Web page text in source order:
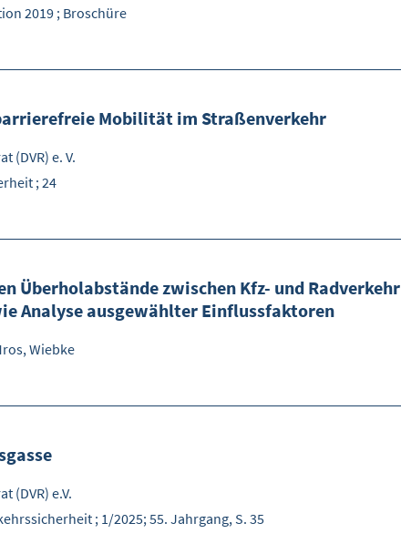
2019 ; Broschüre
Mobilität im Straßenverkehr
(DVR) e. V.
; 24
Überholabstände zwischen Kfz- und Radverkehr
Analyse ausgewählter Einflussfaktoren
Wiebke
(DVR) e.V.
; 1/2025; 55. Jahrgang, S. 35